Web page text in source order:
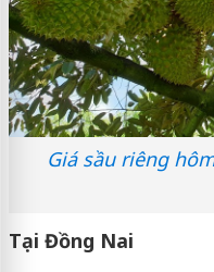
Giá sầu riêng
Tại Đồng Nai